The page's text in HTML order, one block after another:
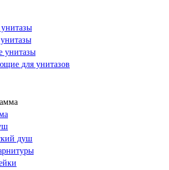
унитазы
для унитазов
душ